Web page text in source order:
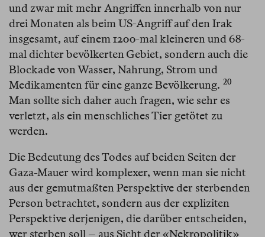
und zwar mit mehr Angriffen innerhalb von nur
drei Monaten als beim US-Angriff auf den Irak
insgesamt, auf einem 1200-mal kleineren und 68-
mal dichter bevölkerten Gebiet, sondern auch die
Blockade von Wasser, Nahrung, Strom und
Medikamenten für eine ganze Bevölkerung.⁠ 20
Man sollte sich daher auch fragen, wie sehr es
verletzt, als ein menschliches Tier getötet zu
werden.
Die Bedeutung des Todes auf beiden Seiten der
Gaza-Mauer wird komplexer, wenn man sie nicht
aus der gemutmaßten Perspektive der sterbenden
Person betrachtet, sondern aus der expliziten
Perspektive derjenigen, die darüber entscheiden,
wer sterben soll – aus Sicht der «Nekropolitik»